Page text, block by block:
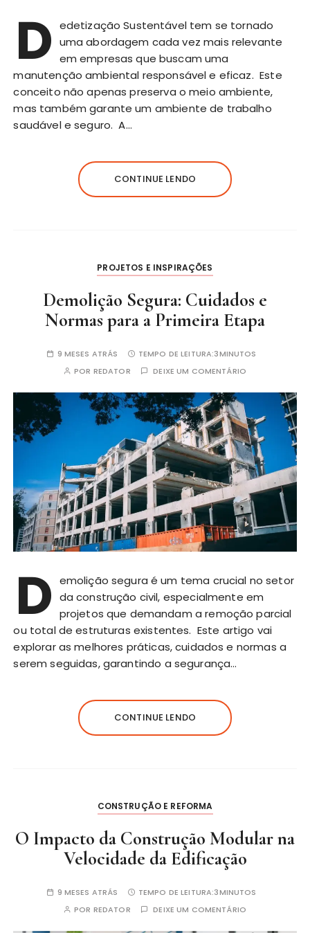
D edetização Sustentável tem se tornado
uma abordagem cada vez mais relevante
em empresas que buscam uma
manutenção ambiental responsável e eficaz. Este
conceito não apenas preserva o meio ambiente,
mas também garante um ambiente de trabalho
saudável e seguro. A…
CONTINUE LENDO
PROJETOS E INSPIRAÇÕES
Demolição Segura: Cuidados e
Normas para a Primeira Etapa
9 MESES ATRÁS TEMPO DE LEITURA:3MINUTOS
POR REDATOR DEIXE UM COMENTÁRIO
D emolição segura é um tema crucial no setor
da construção civil, especialmente em
projetos que demandam a remoção parcial
ou total de estruturas existentes. Este artigo vai
explorar as melhores práticas, cuidados e normas a
serem seguidas, garantindo a segurança…
CONTINUE LENDO
CONSTRUÇÃO E REFORMA
O Impacto da Construção Modular na
Velocidade da Edificação
9 MESES ATRÁS TEMPO DE LEITURA:3MINUTOS
POR REDATOR DEIXE UM COMENTÁRIO